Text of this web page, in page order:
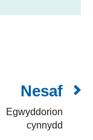
Nesaf
Egwyddorion
cynnydd